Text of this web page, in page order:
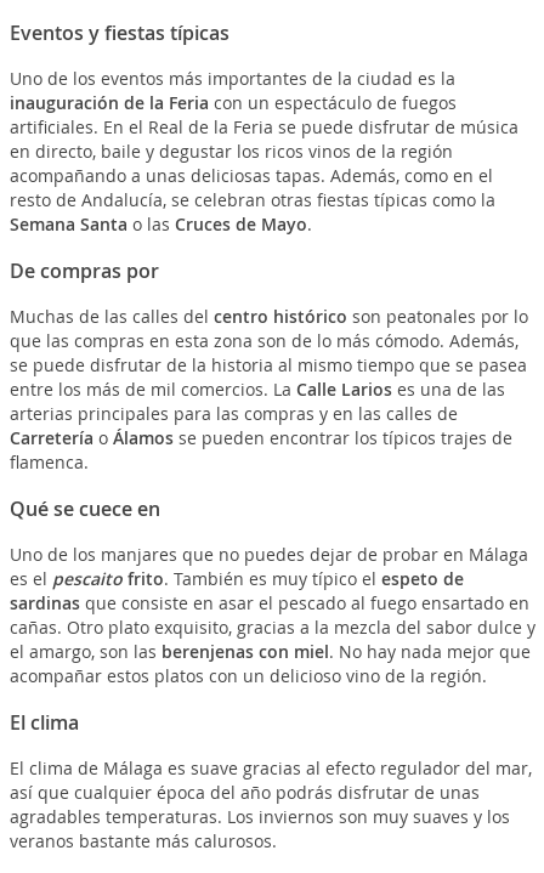
Eventos y fiestas típicas
Uno de los eventos más importantes de la ciudad es la
inauguración de la Feria con un espectáculo de fuegos
artificiales. En el Real de la Feria se puede disfrutar de música
en directo, baile y degustar los ricos vinos de la región
acompañando a unas deliciosas tapas. Además, como en el
resto de Andalucía, se celebran otras fiestas típicas como la
Semana Santa o las Cruces de Mayo.
De compras por
Muchas de las calles del centro histórico son peatonales por lo
que las compras en esta zona son de lo más cómodo. Además,
se puede disfrutar de la historia al mismo tiempo que se pasea
entre los más de mil comercios. La Calle Larioses una de las
arterias principales para las compras y en las calles de
Carretería o Álamosse pueden encontrar los típicos trajes de
flamenca.
Qué se cuece en
Uno de los manjares que no puedes dejar de probar en Málaga
es el pescaito frito. También es muy típico el espeto de
sardinasque consiste en asar el pescado al fuego ensartado en
cañas. Otro plato exquisito, gracias a la mezcla del sabor dulce y
el amargo, son las berenjenas con miel. No hay nada mejor que
acompañar estos platos con un delicioso vino de la región.
El clima
El clima de Málaga es suave gracias al efecto regulador del mar,
así que cualquier época del año podrás disfrutar de unas
agradables temperaturas. Los inviernos son muy suaves y los
veranos bastante más calurosos.